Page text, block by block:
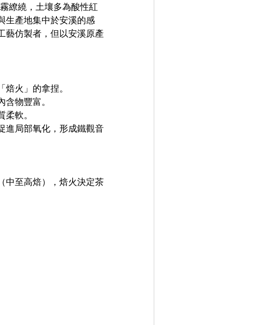
繚繞，土壤多為酸性紅
生產地集中於安溪的感
藝仿製者，但以安溪原產
火」的拿捏。
物豐富。
軟。
進局部氧化，形成鐵觀音
中至高焙），焙火決定茶